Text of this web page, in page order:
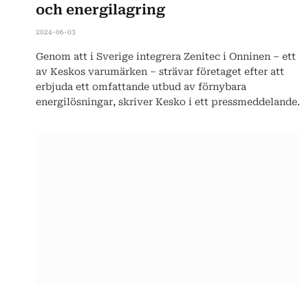
och energilagring
2024-06-03
Genom att i Sverige integrera Zenitec i Onninen – ett
av Keskos varumärken – strävar företaget efter att
erbjuda ett omfattande utbud av förnybara
energilösningar, skriver Kesko i ett pressmeddelande.